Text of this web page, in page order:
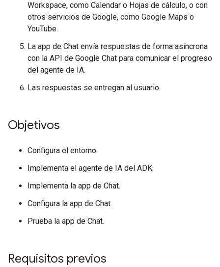
Workspace, como Calendar o Hojas de cálculo, o con
otros servicios de Google, como Google Maps o
YouTube.
La app de Chat envía respuestas de forma asíncrona
con la API de Google Chat para comunicar el progreso
del agente de IA.
Las respuestas se entregan al usuario.
Objetivos
Configura el entorno.
Implementa el agente de IA del ADK.
Implementa la app de Chat.
Configura la app de Chat.
Prueba la app de Chat.
Requisitos previos